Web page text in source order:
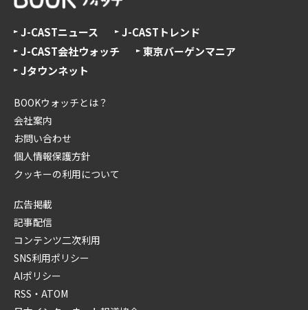
J-CASTニュース
J-CASTトレンド
J-CAST会社ウォッチ
東京バーゲンマニア
Jタウンネット
BOOKウォッチとは？
会社案内
お問い合わせ
個人情報保護方針
クッキーの利用について
広告掲載
記事配信
コンテンツ二次利用
SNS利用ポリシー
AIポリシー
RSS・ATOM